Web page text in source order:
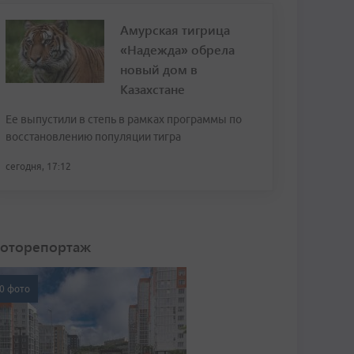
Амурская тигрица
«Надежда» обрела
новый дом в
Казахстане
Ее выпустили в степь в рамках программы по
восстановлению популяции тигра
сегодня, 17:12
фото